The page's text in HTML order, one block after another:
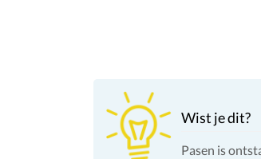
Wist je dit?
Pasen is